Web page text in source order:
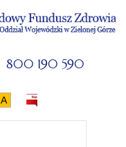
800 190 590
A